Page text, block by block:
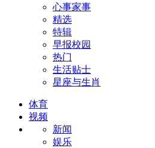
心事家事
精选
特辑
早报校园
热门
生活贴士
星座与生肖
体育
视频
新闻
娱乐